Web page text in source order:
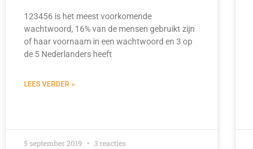
123456 is het meest voorkomende
wachtwoord, 16% van de mensen gebruikt zijn
of haar voornaam in een wachtwoord en 3 op
de 5 Nederlanders heeft
LEES VERDER »
5 september 2019 3 reacties